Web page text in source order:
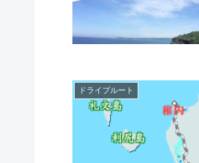
ドライブルート